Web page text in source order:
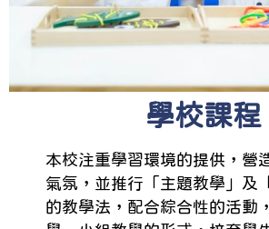
學校課程
本校注重學習環境的提供，營
氣氛，並推行「主題教學」及
的教學法，配合綜合性的活動